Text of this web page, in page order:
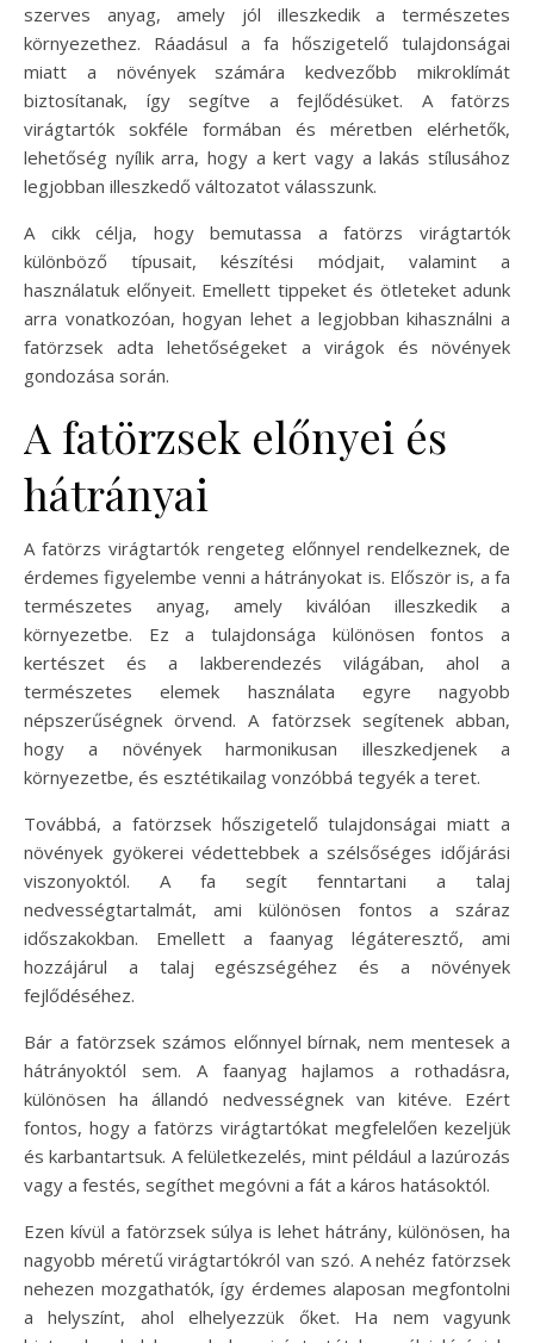
szerves anyag, amely jól illeszkedik a természetes
környezethez. Ráadásul a fa hőszigetelő tulajdonságai
miatt a növények számára kedvezőbb mikroklímát
biztosítanak, így segítve a fejlődésüket. A fatörzs
virágtartók sokféle formában és méretben elérhetők,
lehetőség nyílik arra, hogy a kert vagy a lakás stílusához
legjobban illeszkedő változatot válasszunk.
A cikk célja, hogy bemutassa a fatörzs virágtartók
különböző típusait, készítési módjait, valamint a
használatuk előnyeit. Emellett tippeket és ötleteket adunk
arra vonatkozóan, hogyan lehet a legjobban kihasználni a
fatörzsek adta lehetőségeket a virágok és növények
gondozása során.
A fatörzsek előnyei és
hátrányai
A fatörzs virágtartók rengeteg előnnyel rendelkeznek, de
érdemes figyelembe venni a hátrányokat is. Először is, a fa
természetes anyag, amely kiválóan illeszkedik a
környezetbe. Ez a tulajdonsága különösen fontos a
kertészet és a lakberendezés világában, ahol a
természetes elemek használata egyre nagyobb
népszerűségnek örvend. A fatörzsek segítenek abban,
hogy a növények harmonikusan illeszkedjenek a
környezetbe, és esztétikailag vonzóbbá tegyék a teret.
Továbbá, a fatörzsek hőszigetelő tulajdonságai miatt a
növények gyökerei védettebbek a szélsőséges időjárási
viszonyoktól. A fa segít fenntartani a talaj
nedvességtartalmát, ami különösen fontos a száraz
időszakokban. Emellett a faanyag légáteresztő, ami
hozzájárul a talaj egészségéhez és a növények
fejlődéséhez.
Bár a fatörzsek számos előnnyel bírnak, nem mentesek a
hátrányoktól sem. A faanyag hajlamos a rothadásra,
különösen ha állandó nedvességnek van kitéve. Ezért
fontos, hogy a fatörzs virágtartókat megfelelően kezeljük
és karbantartsuk. A felületkezelés, mint például a lazúrozás
vagy a festés, segíthet megóvni a fát a káros hatásoktól.
Ezen kívül a fatörzsek súlya is lehet hátrány, különösen, ha
nagyobb méretű virágtartókról van szó. A nehéz fatörzsek
nehezen mozgathatók, így érdemes alaposan megfontolni
a helyszínt, ahol elhelyezzük őket. Ha nem vagyunk